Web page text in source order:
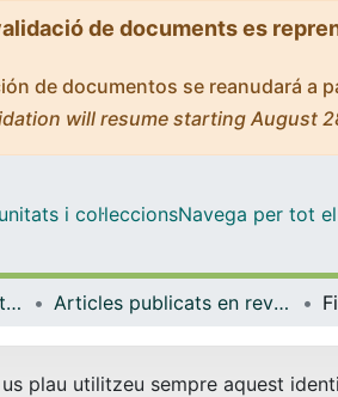
de documents es
de documentos se reanudará a
will resume starting August
i col·leccionsNavega per tot
Matemàtiques i Informàtica Articles publicats en revistes (Matemàtiques i Informàtica)
us plau utilitzeu sempre aquest